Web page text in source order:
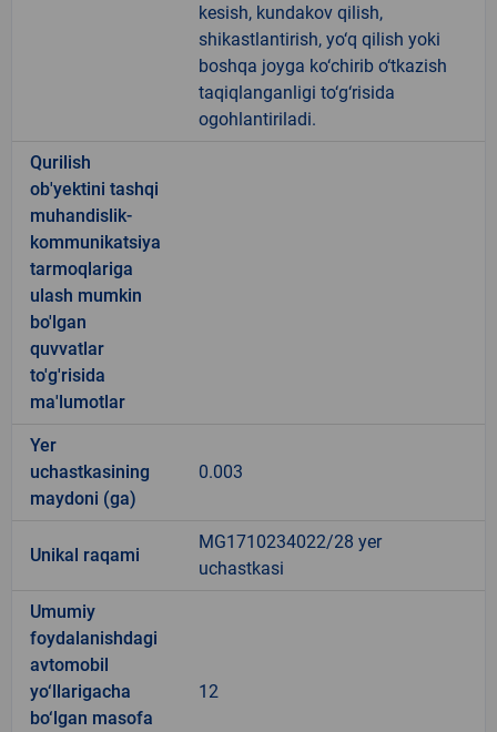
kesish, kundakov qilish,
shikastlantirish, yo‘q qilish yoki
boshqa joyga ko‘chirib o‘tkazish
taqiqlanganligi to‘g‘risida
ogohlantiriladi.
Qurilish
ob'yektini tashqi
muhandislik-
kommunikatsiya
tarmoqlariga
ulash mumkin
bo'lgan
quvvatlar
to'g'risida
ma'lumotlar
Yer
uchastkasining
maydoni (ga)
0.003
Unikal raqami
MG1710234022/28 yer
uchastkasi
Umumiy
foydalanishdagi
avtomobil
yo‘llarigacha
bo‘lgan masofa
12